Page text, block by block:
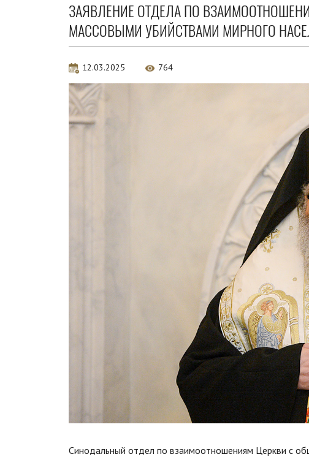
ЗАЯВЛЕНИЕ ОТДЕЛА ПО
МАССОВЫМИ УБИЙСТВАМИ МИРНОГО
12.03.2025 764
Синодальный отдел по взаимоотношениям Церкви с